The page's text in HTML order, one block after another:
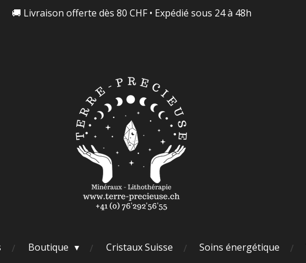
🚚 Livraison offerte dès 80 CHF • Expédié sous 24 à 48h
Boutique Cristaux Suisse Soins énergétique